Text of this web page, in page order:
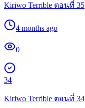
Kiriwo Terrible ตอนที่ 35
4 months ago
0
34
Kiriwo Terrible ตอนที่ 34